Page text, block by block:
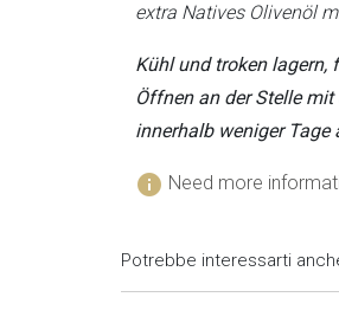
extra Natives Olivenöl
Kühl und troken lagern,
Öffnen an der Stelle
innerhalb weniger Tage
info Need more
Potrebbe interessarti